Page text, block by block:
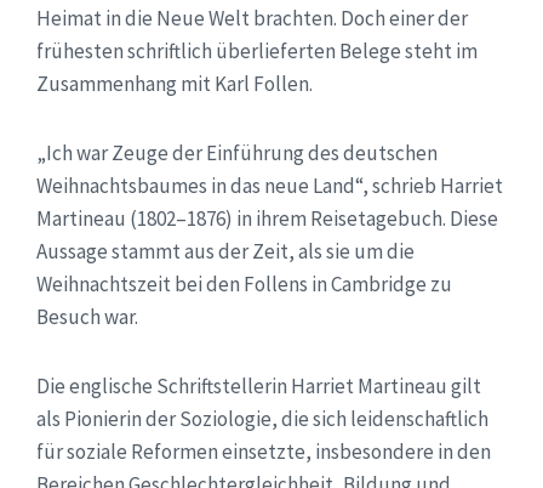
Heimat in die Neue Welt brachten. Doch einer der
frühesten schriftlich überlieferten Belege steht im
Zusammenhang mit Karl Follen.
„Ich war Zeuge der Einführung des deutschen
Weihnachtsbaumes in das neue Land“, schrieb Harriet
Martineau (1802–1876) in ihrem Reisetagebuch. Diese
Aussage stammt aus der Zeit, als sie um die
Weihnachtszeit bei den Follens in Cambridge zu
Besuch war.
Die englische Schriftstellerin Harriet Martineau gilt
als Pionierin der Soziologie, die sich leidenschaftlich
für soziale Reformen einsetzte, insbesondere in den